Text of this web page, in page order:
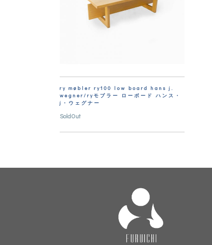
ry møbler ry100 low board hans j.
wegner/ryモブラー ローボード ハンス・
j・ウェグナー
SoldOut